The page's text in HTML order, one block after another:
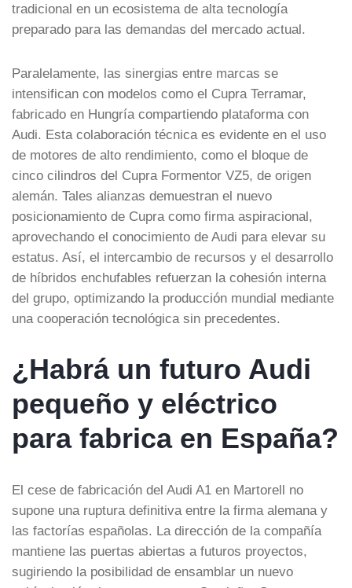
tradicional en un ecosistema de alta tecnología
preparado para las demandas del mercado actual.
Paralelamente, las sinergias entre marcas se
intensifican con modelos como el Cupra Terramar,
fabricado en Hungría compartiendo plataforma con
Audi. Esta colaboración técnica es evidente en el uso
de motores de alto rendimiento, como el bloque de
cinco cilindros del Cupra Formentor VZ5, de origen
alemán. Tales alianzas demuestran el nuevo
posicionamiento de Cupra como firma aspiracional,
aprovechando el conocimiento de Audi para elevar su
estatus. Así, el intercambio de recursos y el desarrollo
de híbridos enchufables refuerzan la cohesión interna
del grupo, optimizando la producción mundial mediante
una cooperación tecnológica sin precedentes.
¿Habrá un futuro Audi
pequeño y eléctrico
para fabrica en España?
El cese de fabricación del Audi A1 en Martorell no
supone una ruptura definitiva entre la firma alemana y
las factorías españolas. La dirección de la compañía
mantiene las puertas abiertas a futuros proyectos,
sugiriendo la posibilidad de ensamblar un nuevo